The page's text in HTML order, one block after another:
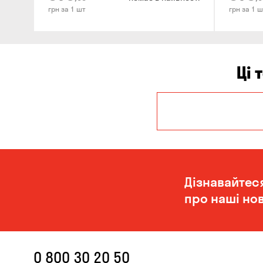
грн за 1 шт грн за 1
Ці
Миколаїв
про наші
0 800 30 20 50